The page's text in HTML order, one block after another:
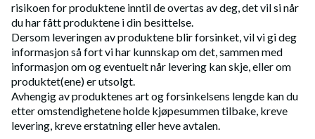
risikoen for produktene inntil de overtas av deg, det vil si når
du har fått produktene i din besittelse.
Dersom leveringen av produktene blir forsinket, vil vi gi deg
informasjon så fort vi har kunnskap om det, sammen med
informasjon om og eventuelt når levering kan skje, eller om
produktet(ene) er utsolgt.
Avhengig av produktenes art og forsinkelsens lengde kan du
etter omstendighetene holde kjøpesummen tilbake, kreve
levering, kreve erstatning eller heve avtalen.